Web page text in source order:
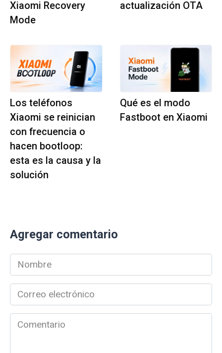
Xiaomi Recovery
Mode
actualización OTA
Los teléfonos
Xiaomi se reinician
con frecuencia o
hacen bootloop:
esta es la causa y la
solución
Qué es el modo
Fastboot en Xiaomi
Agregar comentario
Nombre
*
Correo
electrónico
*Comentario